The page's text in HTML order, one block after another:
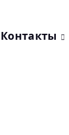
Контакты